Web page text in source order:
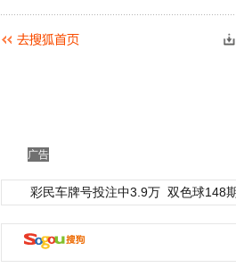
广告
彩民车牌号投注中3.9万 双色球148